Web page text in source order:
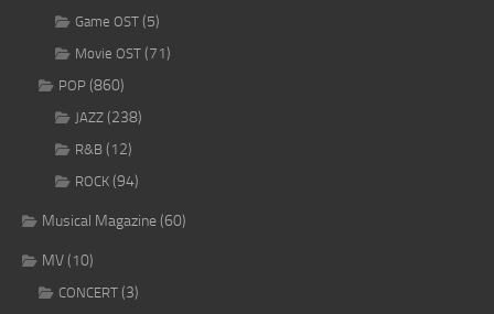
Game OST (5)
Movie OST (71)
POP (860)
JAZZ (238)
R&B (12)
ROCK (94)
Musical Magazine(60)
MV(10)
CONCERT (3)